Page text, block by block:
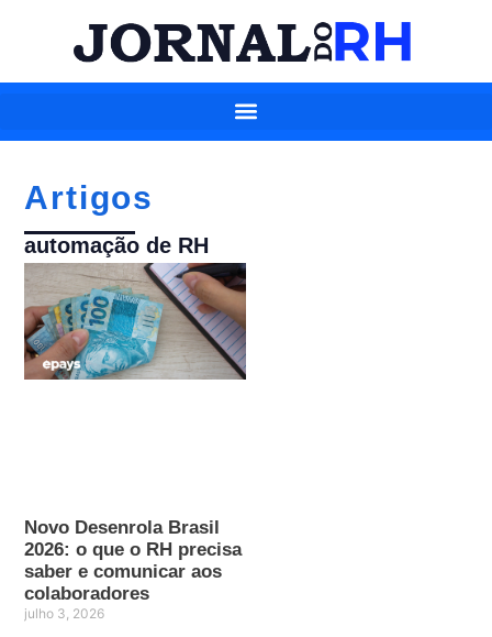
Artigos
automação de RH
Novo Desenrola Brasil
2026: o que o RH precisa
saber e comunicar aos
colaboradores
julho 3, 2026